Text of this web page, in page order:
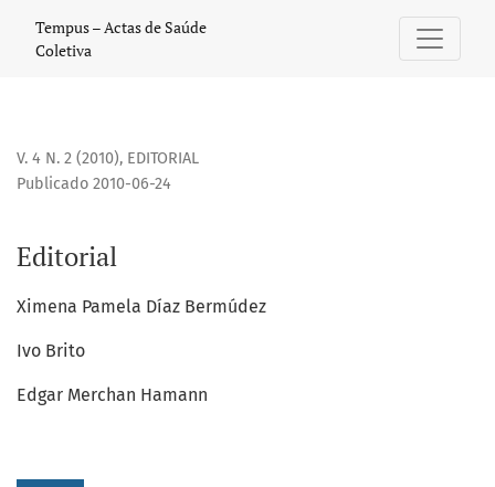
Tempus – Actas de Saúde
Coletiva
V. 4 N. 2 (2010), EDITORIAL
Editorial
Publicado 2010-06-24
Ximena Pamela Díaz Bermúdez
Ivo Brito
Edgar Merchan Hamann